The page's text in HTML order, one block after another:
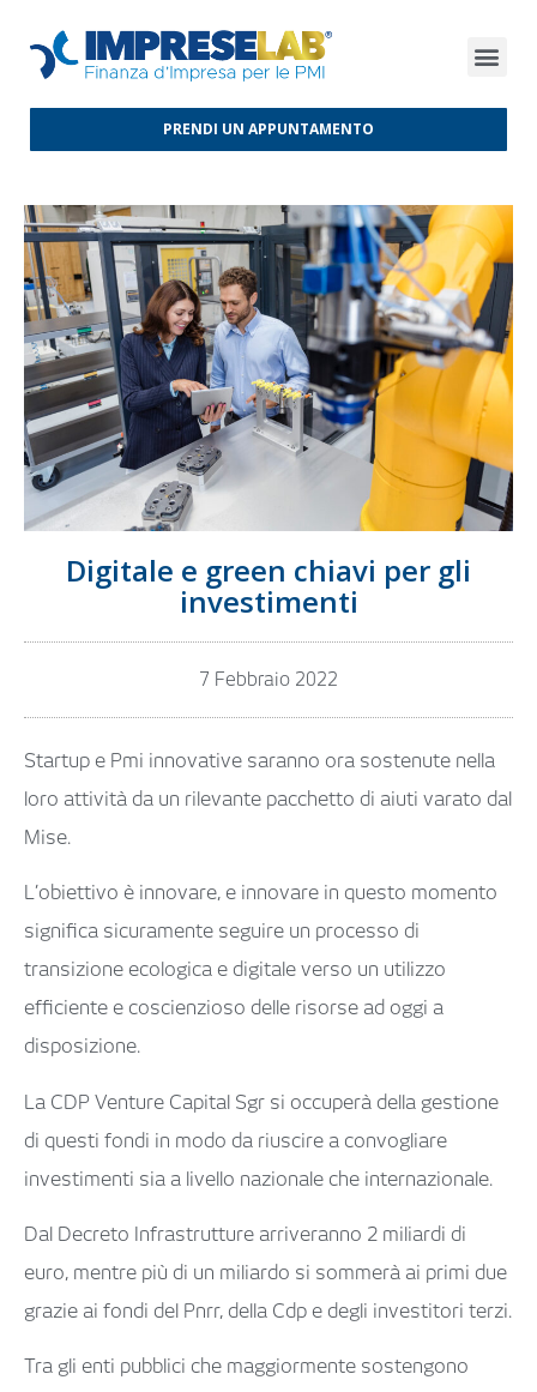
PRENDI UN APPUNTAMENTO
Digitale e green chiavi per gli
investimenti
7 Febbraio 2022
Startup e Pmi innovative saranno ora sostenute nella
loro attività da un rilevante pacchetto di aiuti varato dal
Mise.
L’obiettivo è innovare, e innovare in questo momento
significa sicuramente seguire un processo di
transizione ecologica e digitale verso un utilizzo
efficiente e coscienzioso delle risorse ad oggi a
disposizione.
La CDP Venture Capital Sgr si occuperà della gestione
di questi fondi in modo da riuscire a convogliare
investimenti sia a livello nazionale che internazionale.
Dal Decreto Infrastrutture arriveranno 2 miliardi di
euro, mentre più di un miliardo si sommerà ai primi due
grazie ai fondi del Pnrr, della Cdp e degli investitori terzi.
Tra gli enti pubblici che maggiormente sostengono